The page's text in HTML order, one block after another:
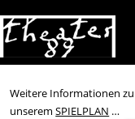
Weitere Informationen
unseremSPIELPLAN …